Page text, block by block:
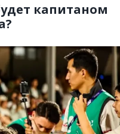
капитаном